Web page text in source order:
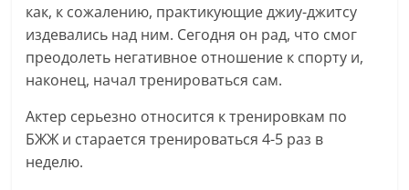
как, к сожалению, практикующие джиу-джитсу
издевались над ним. Сегодня он рад, что смог
преодолеть негативное отношение к спорту и,
наконец, начал тренироваться сам.
Актер серьезно относится к тренировкам по
БЖЖ и старается тренироваться 4-5 раз в
неделю.